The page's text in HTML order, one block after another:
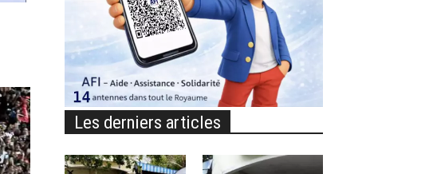
Les derniers articles